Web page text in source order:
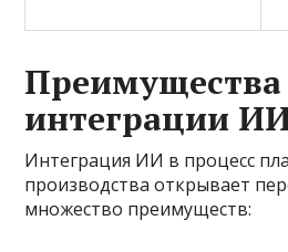
Преимущества
интеграции
Интеграция ИИ в процесс
производства открывает
множество преимуществ: